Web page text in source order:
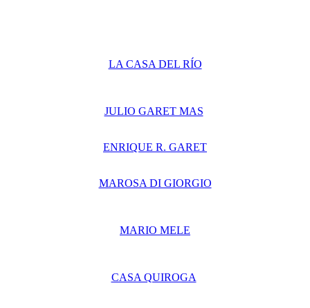
LA CASA DEL RÍO
JULIO GARET MAS
ENRIQUE R. GARET
MAROSA DI GIORGIO
MARIO MELE
CASA QUIROGA